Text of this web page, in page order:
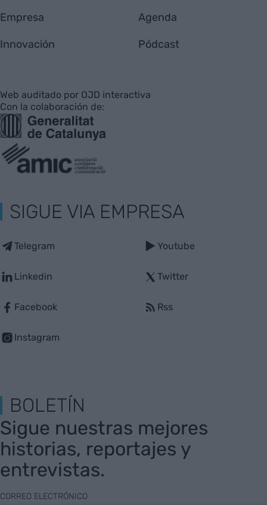
Empresa
Innovación
Agenda
Pódcast
Web auditado por OJD interactiva
Con la colaboración de:
SIGUE VIA EMPRESA
Telegram
Linkedin
Facebook
Instagram
Youtube
Twitter
Rss
BOLETÍN
Sigue nuestras mejores
historias, reportajes y
entrevistas.
CORREO ELECTRÓNICO